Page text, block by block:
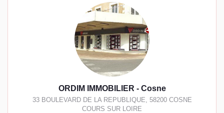
ORDIM IMMOBILIER - Cosne
33 BOULEVARD DE LA REPUBLIQUE 58200 COSNE
COURS SUR LOIRE